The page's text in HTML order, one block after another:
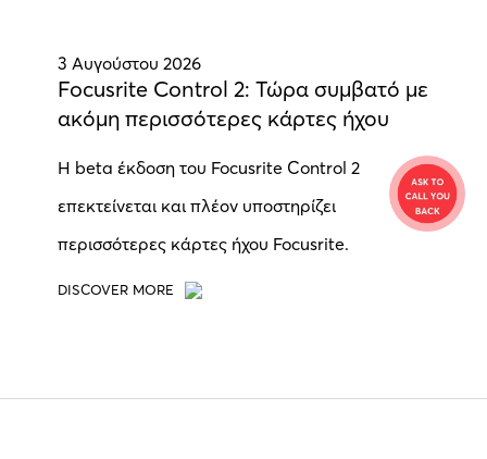
3 Αυγούστου 2026
Focusrite Control 2: Τώρα συμβατό με
ακόμη περισσότερες κάρτες ήχου
Η beta έκδοση του Focusrite Control 2
επεκτείνεται και πλέον υποστηρίζει
περισσότερες κάρτες ήχου Focusrite.
DISCOVER MORE